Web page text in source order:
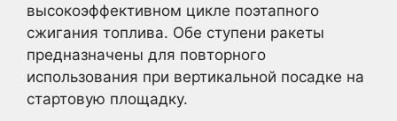
высокоэффективном цикле поэтапного
сжигания топлива. Обе ступени ракеты
предназначены для повторного
использования при вертикальной посадке на
стартовую площадку.